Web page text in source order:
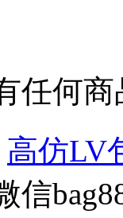
任何商
高仿LV
信